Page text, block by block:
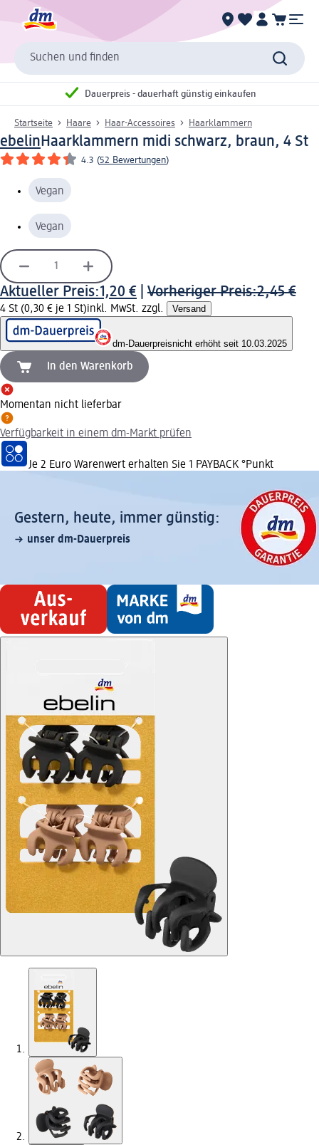
Suchen und finden
Dauerpreis - dauerhaft günstig einkaufen
Startseite Haare Haar-Accessoires Haarklammern
ebelin Haarklammern midi schwarz, braun, 4 St
4.3 (52 Bewertungen)
Vegan
Vegan
Aktueller Preis:1,20 € Vorheriger Preis:2,45 €
4 St (0,30 € je 1 St)inkl. MwSt. zzgl. Versand
dm-Dauerpreisnicht erhöht seit 10.03.2025
In den Warenkorb
Momentan nicht lieferbar
Verfügbarkeit in einem dm-Markt prüfen
Je 2 Euro Warenwert erhalten Sie 1 PAYBACK °Punkt
Gestern, heute, immer günstig:
unser dm-Dauerpreis